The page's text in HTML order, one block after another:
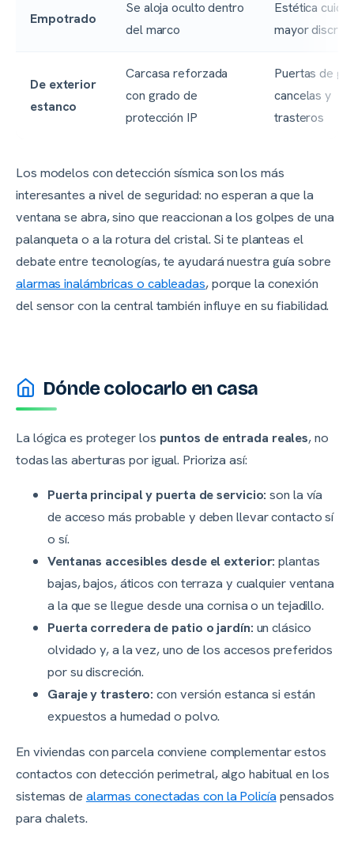
Empotrado
Se aloja oculto dentro
del marco
Estética
mayor
De exterior
estanco
Carcasa reforzada
con grado de
protección IP
Puertas de
cancelas y
trasteros
Los modelos con detección sísmica son los más
interesantes a nivel de seguridad: no esperan a que la
ventana se abra, sino que reaccionan a los golpes de una
palanqueta o a la rotura del cristal. Si te planteas el
debate entre tecnologías, te ayudará nuestra guía sobre
alarmas inalámbricas o cableadas, porque la conexión
del sensor con la central también influye en su fiabilidad.
Dónde colocarlo en casa
La lógica es proteger los puntos de entrada reales, no
todas las aberturas por igual. Prioriza así:
Puerta principal y puerta de servicio: son la vía
de acceso más probable y deben llevar contacto sí
o sí.
Ventanas accesibles desde el exterior: plantas
bajas, bajos, áticos con terraza y cualquier ventana
a la que se llegue desde una cornisa o un tejadillo.
Puerta corredera de patio o jardín: un clásico
olvidado y, a la vez, uno de los accesos preferidos
por su discreción.
Garaje y trastero: con versión estanca si están
expuestos a humedad o polvo.
En viviendas con parcela conviene complementar estos
contactos con detección perimetral, algo habitual en los
sistemas de alarmas conectadas con la Policíapensados
para chalets.